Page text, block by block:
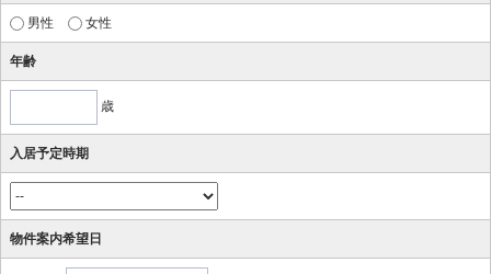
男性 女性
年齢
歳
入居予定時期
物件案内希望日